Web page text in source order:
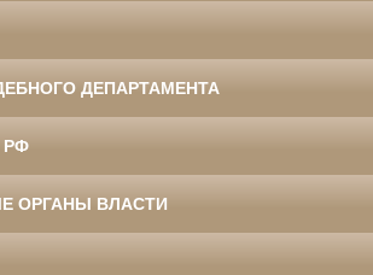
ДЕПАРТАМЕНТА
РФ
ОРГАНЫ ВЛАСТИ